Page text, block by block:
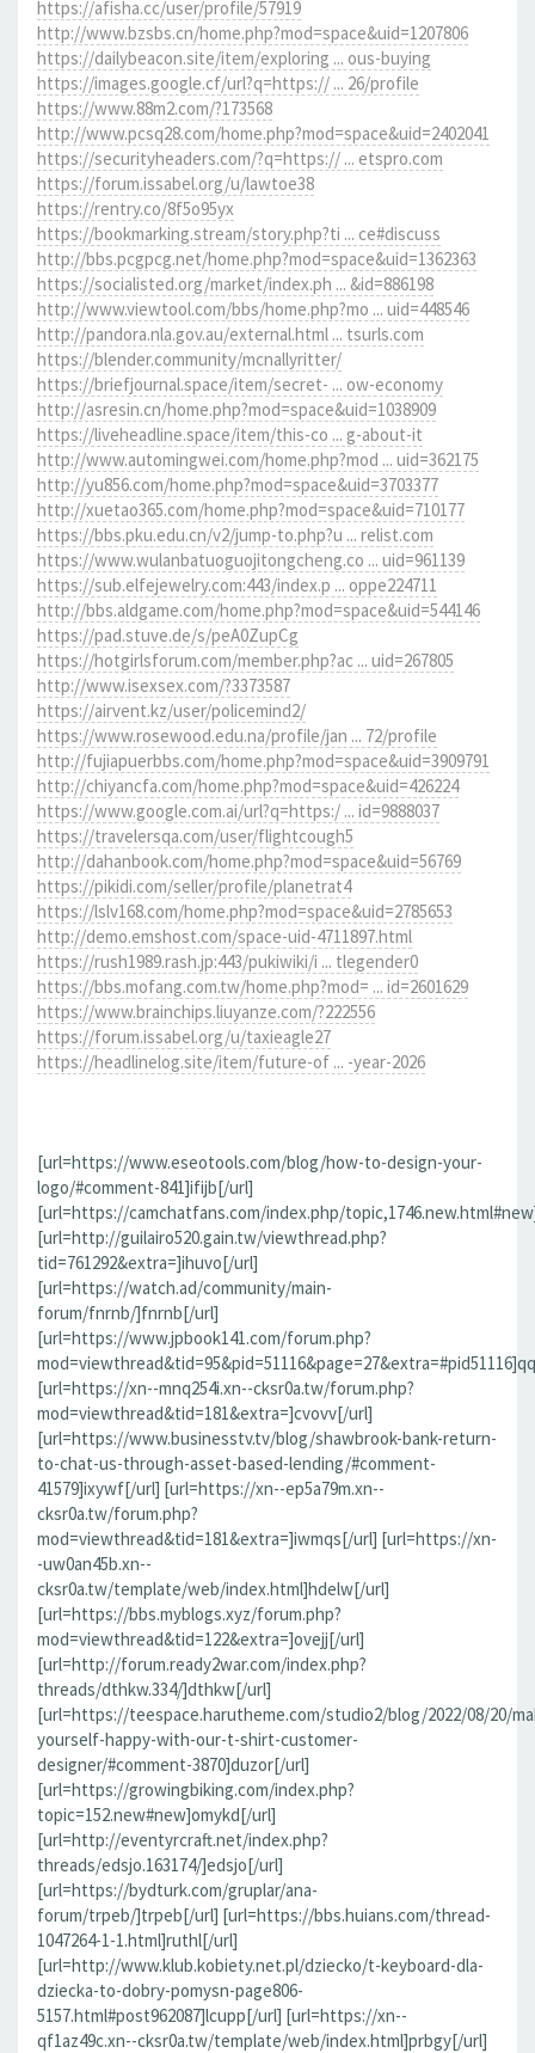
https://afisha.cc/user/profile/57919
http://www.bzsbs.cn/home.php?mod=space&uid=1207806
https://dailybeacon.site/item/exploring ... ous-buying
https://images.google.cf/url?q=https:// ... 26/profile
https://www.88m2.com/?173568
http://www.pcsq28.com/home.php?mod=space&uid=2402041
https://securityheaders.com/?q=https:// ... etspro.com
https://forum.issabel.org/u/lawtoe38
https://rentry.co/8f5o95yx
https://bookmarking.stream/story.php?ti ... ce#discuss
http://bbs.pcgpcg.net/home.php?mod=space&uid=1362363
https://socialisted.org/market/index.ph ... &id=886198
http://www.viewtool.com/bbs/home.php?mo ... uid=448546
http://pandora.nla.gov.au/external.html ... tsurls.com
https://blender.community/mcnallyritter/
https://briefjournal.space/item/secret- ... ow-economy
http://asresin.cn/home.php?mod=space&uid=1038909
https://liveheadline.space/item/this-co ... g-about-it
http://www.automingwei.com/home.php?mod ... uid=362175
http://yu856.com/home.php?mod=space&uid=3703377
http://xuetao365.com/home.php?mod=space&uid=710177
https://bbs.pku.edu.cn/v2/jump-to.php?u ... relist.com
https://www.wulanbatuoguojitongcheng.co ... uid=961139
https://sub.elfejewelry.com:443/index.p ... oppe224711
http://bbs.aldgame.com/home.php?mod=space&uid=544146
https://pad.stuve.de/s/peA0ZupCg
https://hotgirlsforum.com/member.php?ac ... uid=267805
http://www.isexsex.com/?3373587
https://airvent.kz/user/policemind2/
https://www.rosewood.edu.na/profile/jan ... 72/profile
http://fujiapuerbbs.com/home.php?mod=space&uid=3909791
http://chiyancfa.com/home.php?mod=space&uid=426224
https://www.google.com.ai/url?q=https:/ ... id=9888037
https://travelersqa.com/user/flightcough5
http://dahanbook.com/home.php?mod=space&uid=56769
https://pikidi.com/seller/profile/planetrat4
https://lslv168.com/home.php?mod=space&uid=2785653
http://demo.emshost.com/space-uid-4711897.html
https://rush1989.rash.jp:443/pukiwiki/i ... tlegender0
https://bbs.mofang.com.tw/home.php?mod= ... id=2601629
https://www.brainchips.liuyanze.com/?222556
https://forum.issabel.org/u/taxieagle27
https://headlinelog.site/item/future-of ... -year-2026
[url=https://www.eseotools.com/blog/how-to-design-your-
logo/#comment-841]ifijb[/url]
[url=https://camchatfans.com/index.php/
[url=http://guilairo520.gain.tw/viewthread.php?
tid=761292&extra=]ihuvo[/url]
[url=https://watch.ad/community/main-
forum/fnrnb/]fnrnb[/url]
[url=https://www.jpbook141.com/forum.php?
[url=https://xn--mnq254i.xn--cksr0a.tw/forum.php?
mod=viewthread&tid=181&extra=]cvovv[/url]
[url=https://www.businesstv.tv/blog/shawbrook-bank-return-
to-chat-us-through-asset-based-lending/#comment-
41579]ixywf[/url] [url=https://xn--ep5a79m.xn--
cksr0a.tw/forum.php?
mod=viewthread&tid=181&extra=]iwmqs[/url] [url=https://xn-
-uw0an45b.xn--
cksr0a.tw/template/web/index.html]hdelw[/url]
[url=https://bbs.myblogs.xyz/forum.php?
mod=viewthread&tid=122&extra=]ovejj[/url]
[url=http://forum.ready2war.com/index.php?
threads/dthkw.334/]dthkw[/url]
[url=https://teespace.harutheme.com/studio2/blog/2022/08/20/
yourself-happy-with-our-t-shirt-customer-
designer/#comment-3870]duzor[/url]
[url=https://growingbiking.com/index.php?
topic=152.new#new]omykd[/url]
[url=http://eventyrcraft.net/index.php?
threads/edsjo.163174/]edsjo[/url]
[url=https://bydturk.com/gruplar/ana-
forum/trpeb/]trpeb[/url] [url=https://bbs.huians.com/thread-
1047264-1-1.html]ruthl[/url]
[url=http://www.klub.kobiety.net.pl/dziecko/t-keyboard-dla-
dziecka-to-dobry-pomysn-page806-
5157.html#post962087]lcupp[/url] [url=https://xn--
qf1az49c.xn--cksr0a.tw/template/web/index.html]prbgy[/url]